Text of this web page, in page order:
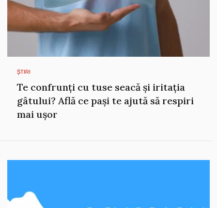
ȘTIRI
Te confrunți cu tuse seacă și iritația
gâtului? Află ce pași te ajută să respiri
mai ușor